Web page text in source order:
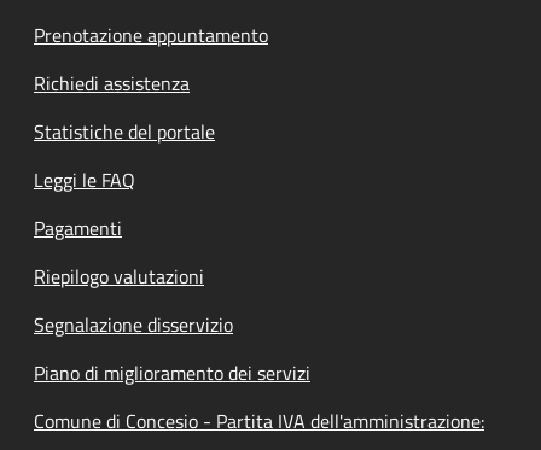
Prenotazione appuntamento
Richiedi assistenza
Statistiche del portale
Leggi le FAQ
Pagamenti
Riepilogo valutazioni
Segnalazione disservizio
Piano di miglioramento dei servizi
Comune di Concesio - Partita IVA dell'amministrazione: